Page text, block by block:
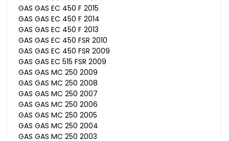
GAS GAS EC 450 F 2015
GAS GAS EC 450 F 2014
GAS GAS EC 450 F 2013
GAS GAS EC 450 FSR 2010
GAS GAS EC 450 FSR 2009
GAS GAS EC 515 FSR 2009
GAS GAS MC 250 2009
GAS GAS MC 250 2008
GAS GAS MC 250 2007
GAS GAS MC 250 2006
GAS GAS MC 250 2005
GAS GAS MC 250 2004
GAS GAS MC 250 2003